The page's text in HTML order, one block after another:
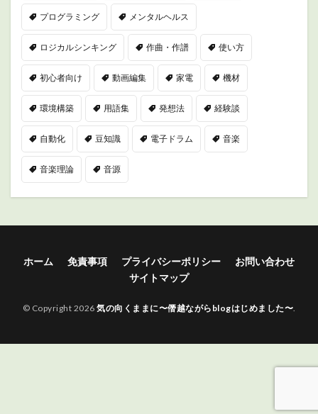
プログラミング メンタルヘルス
ロジカルシンキング 作曲・作譜 使い方
初心者向け 動画編集 家電 機材
環境構築 用語集 発想法 経験談
自動化 豆知識 電子ドラム 音楽
音楽理論 音源
ホーム 免責事項 プライバシーポリシー
お問い合わせ
サイトマップ
© Copyright 2026 気の向くままに〜僭越ながらblogはじめました〜.